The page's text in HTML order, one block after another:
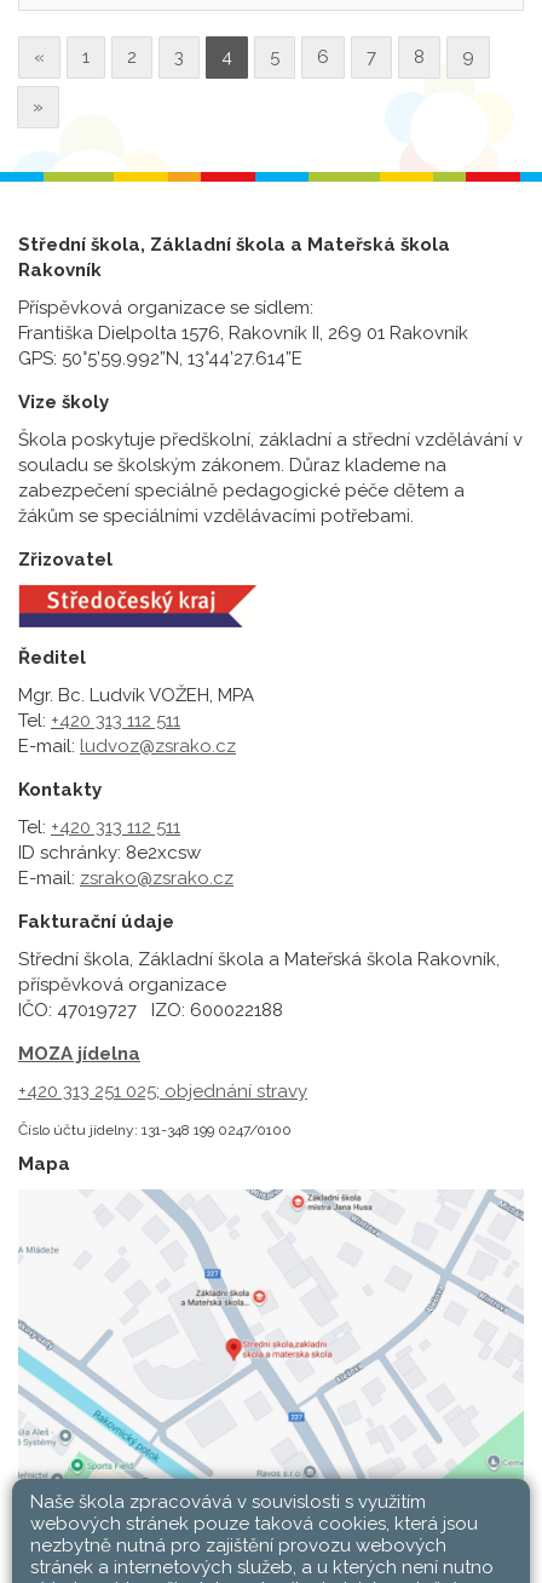
« 1 2 3 4 5 6 7 8 9
»
Střední škola, Základní škola a Mateřská škola
Rakovník
Příspěvková organizace se sídlem:
Františka Dielpolta 1576, Rakovník II, 269 01 Rakovník
GPS: 50°5’59.992”N, 13°44’27.614”E
Vize školy
Škola poskytuje předškolní, základní a střední vzdělávání v
souladu se školským zákonem. Důraz klademe na
zabezpečení speciálně pedagogické péče dětem a
žákům se speciálními vzdělávacími potřebami.
Zřizovatel
Ředitel
Mgr. Bc. Ludvík VOŽEH, MPA
Tel: +420 313 112 511
E-mail: ludvoz@zsrako.cz
Kontakty
Tel: +420 313 112 511
ID schránky: 8e2xcsw
E-mail: zsrako@zsrako.cz
Fakturační údaje
Střední škola, Základní škola a Mateřská škola Rakovník,
příspěvková organizace
IČO: 47019727 IZO: 600022188
MOZA jídelna
+420 313 251 025; objednání stravy
Číslo účtu jídelny: 131-348 199 0247/0100
Mapa
Naše škola zpracovává v souvislosti s využitím
webových stránek pouze taková cookies, která jsou
nezbytně nutná pro zajištění provozu webových
stránek a internetových služeb, a u kterých není nutno